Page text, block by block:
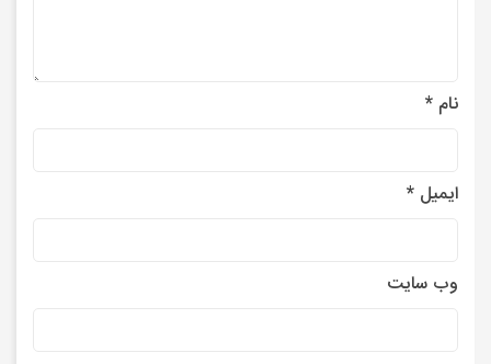
نام *
ایمیل *
وب‌ سایت